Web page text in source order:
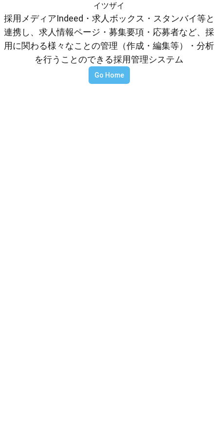
イツザイ
採用メディアIndeed・求人ボックス・スタンバイ等と
連携し、求人情報ページ・募集要項・応募者など、採
用に関わる様々なことの管理（作成・編集等）・分析
を行うことのできる採用管理システム
Go Home